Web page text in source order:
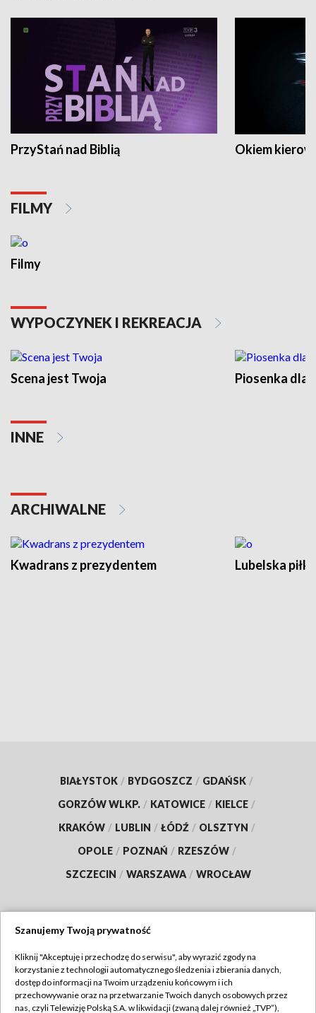
PrzyStań nad Biblią Okiem
FILMY
Filmy
WYPOCZYNEK I REKREACJA
Scena jest Twoja Piosenka dla
INNE
ARCHIWALNE
Kwadrans z prezydentem Lubelska piłka
BIAŁYSTOK / BYDGOSZCZ / GDAŃSK /
GORZÓW WLKP. / KATOWICE / KIELCE /
KRAKÓW / LUBLIN / ŁÓDŹ / OLSZTYN /
OPOLE / POZNAŃ / RZESZÓW /
SZCZECIN / WARSZAWA / WROCŁAW
TVP
Abonament TVP
Regulamin TVP
Szanujemy Twoją prywatność
Kliknij "Akceptuję i przechodzę do serwisu", aby wyrazić zgody na
korzystanie z technologii automatycznego śledzenia i zbierania danych,
dostęp do informacji na Twoim urządzeniu końcowym i ich
przechowywanie oraz na przetwarzanie Twoich danych osobowych przez
nas, czyli Telewizję Polską S.A. w likwidacji (zwaną dalej również „TVP”),